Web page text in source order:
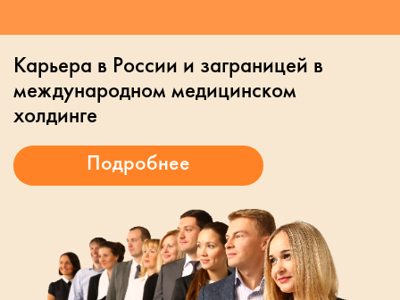
Карьера в России и заграницей в
международном медицинском
холдинге